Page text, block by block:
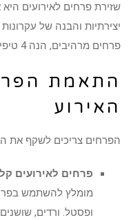
שזירת פרחים לאירועים
יצירתיות והבנה של עקרונות
פרחים מרהיבים, הנה 4 טיפים שימושיים:
התאמת
האירוע
הפרחים צריכים לשקף את
פרחים לאירועים
מומלץ להשתמש
ופסטל. ורדים,